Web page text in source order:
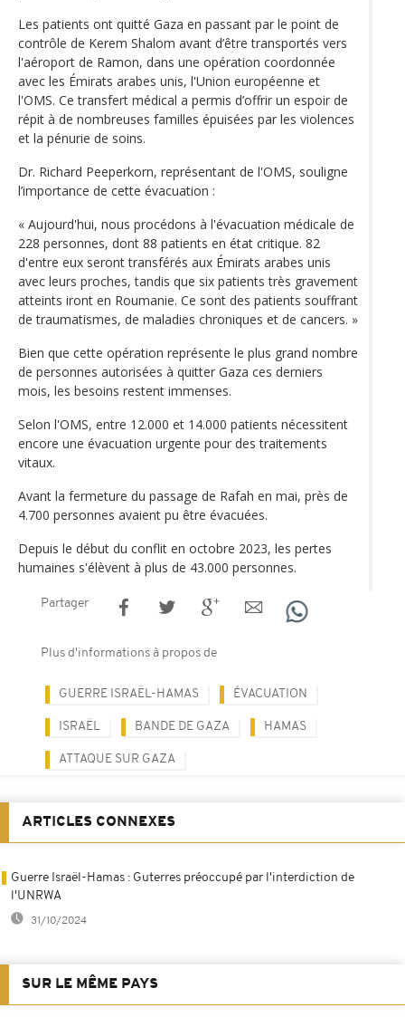
Les patients ont quitté Gaza en passant par le point de
contrôle de Kerem Shalom avant d’être transportés vers
l'aéroport de Ramon, dans une opération coordonnée
avec les Émirats arabes unis, l'Union européenne et
l'OMS. Ce transfert médical a permis d’offrir un espoir de
répit à de nombreuses familles épuisées par les violences
et la pénurie de soins.
Dr. Richard Peeperkorn, représentant de l'OMS, souligne
l’importance de cette évacuation :
« Aujourd'hui, nous procédons à l'évacuation médicale de
228 personnes, dont 88 patients en état critique. 82
d'entre eux seront transférés aux Émirats arabes unis
avec leurs proches, tandis que six patients très gravement
atteints iront en Roumanie. Ce sont des patients souffrant
de traumatismes, de maladies chroniques et de cancers. »
Bien que cette opération représente le plus grand nombre
de personnes autorisées à quitter Gaza ces derniers
mois, les besoins restent immenses.
Selon l'OMS, entre 12.000 et 14.000 patients nécessitent
encore une évacuation urgente pour des traitements
vitaux.
Avant la fermeture du passage de Rafah en mai, près de
4.700 personnes avaient pu être évacuées.
Depuis le début du conflit en octobre 2023, les pertes
humaines s'élèvent à plus de 43.000 personnes.
Partager
Plus d'informations à propos de
GUERRE ISRAËL-HAMAS ÉVACUATION
ISRAËL BANDE DE GAZA HAMAS
ATTAQUE SUR GAZA
ARTICLES CONNEXES
Guerre Israël-Hamas : Guterres préoccupé par l'interdiction de
l'UNRWA
31/10/2024
SUR LE MÊME PAYS